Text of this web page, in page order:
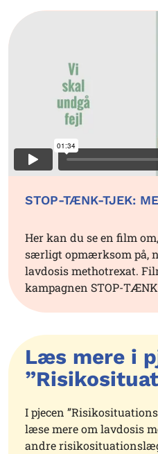
STOP-TÆNK-TJEK:
Her kan du se en film
særligt opmærksom på,
lavdosis methotrexat.
kampagnen STOP-
Læs mere i
I pjecen
læse mere om lavdosis
andre